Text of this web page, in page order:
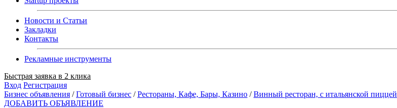
Новости и Статьи
Закладки
Контакты
Рекламные инструменты
Быстрая заявка в 2 клика
Вход Регистрация
Бизнес объявления /Готовый бизнес /Рестораны, Кафе, Бары, Казино /Винный ресторан, с итальянской пиццей
ДОБАВИТЬ ОБЪЯВЛЕНИЕ